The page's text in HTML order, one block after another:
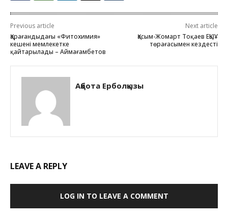
Previous article
Қарағандыдағы «Фитохимия»
кешені мемлекетке
қайтарылады – Аймағамбетов
Next article
Қасым-Жомарт Тоқаев ЕҚЫҰ
төрағасымен кездесті
Ақбота Ерболқызы
LEAVE A REPLY
LOG IN TO LEAVE A COMMENT